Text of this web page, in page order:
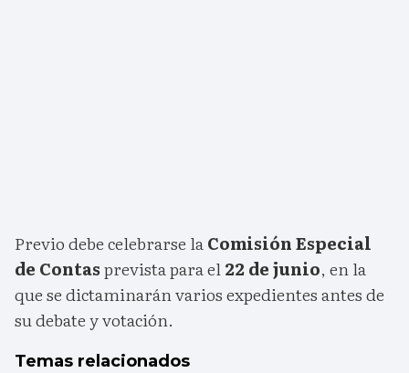
Previo debe celebrarse laComisión Especial
de Contasprevista para el22 de junio, en la
que se dictaminarán varios expedientes antes de
su debate y votación.
Temas relacionados